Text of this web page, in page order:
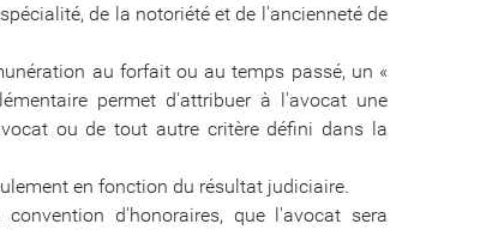
de la notoriété et de l'ancienneté de
au forfait ou au temps passé, un «
permet d'attribuer à l'avocat une
ou de tout autre critère défini dans la
en fonction du résultat judiciaire.
d'honoraires, que l'avocat sera